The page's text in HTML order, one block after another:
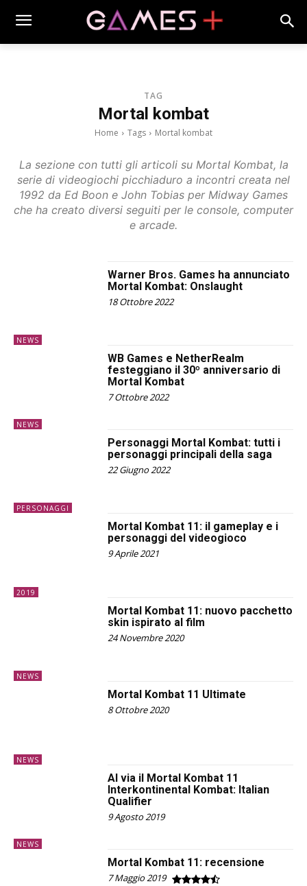
TAG
Mortal kombat
Home Tags Mortal kombat
La sezione con tutti gli articoli su Mortal Kombat, la
serie di videogiochi picchiaduro a incontri creata nel
1992 da Ed Boon e John Tobias per Midway Games
che ha creato diversi seguiti per le console, computer
e arcade.
NEWS
Warner Bros. Games ha annunciato
Mortal Kombat: Onslaught
18 Ottobre 2022
NEWS
WB Games e NetherRealm
festeggiano il 30º anniversario di
Mortal Kombat
7 Ottobre 2022
PERSONAGGI
Personaggi Mortal Kombat: tutti i
personaggi principali della saga
22 Giugno 2022
2019
Mortal Kombat 11: il gameplay e i
personaggi del videogioco
9 Aprile 2021
NEWS
Mortal Kombat 11: nuovo pacchetto
skin ispirato al film
24 Novembre 2020
NEWS
Mortal Kombat 11 Ultimate
8 Ottobre 2020
NEWS
Al via il Mortal Kombat 11
Interkontinental Kombat: Italian
Qualifier
9 Agosto 2019
Mortal Kombat 11: recensione
7 Maggio 2019